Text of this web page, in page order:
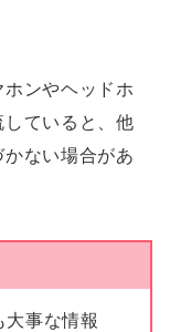
ンやヘッドホ
ていると、他
ない場合があ
事な情報